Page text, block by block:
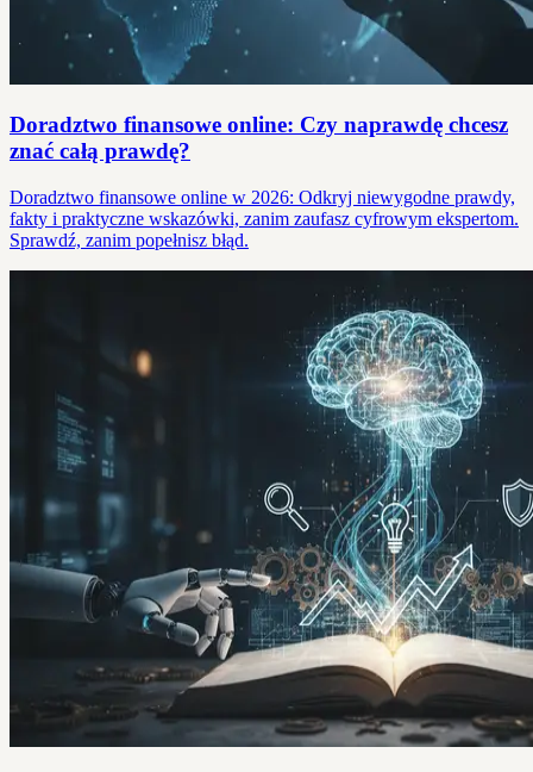
Doradztwo finansowe online: Czy naprawdę chcesz
znać całą prawdę?
Doradztwo finansowe online w 2026: Odkryj niewygodne prawdy,
fakty i praktyczne wskazówki, zanim zaufasz cyfrowym ekspertom.
Sprawdź, zanim popełnisz błąd.